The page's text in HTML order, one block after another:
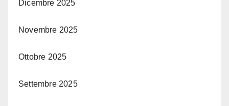
Dicembre 2025
Novembre 2025
Ottobre 2025
Settembre 2025